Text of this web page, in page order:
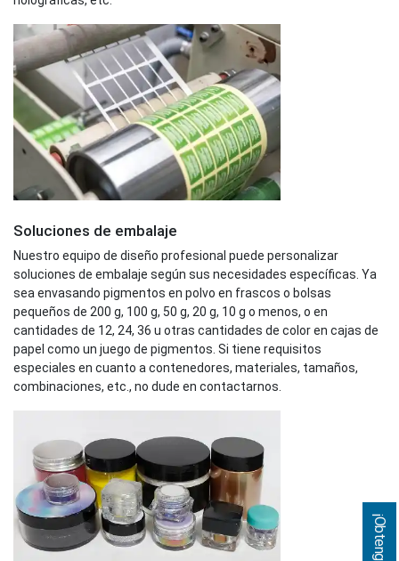
Soluciones de embalaje
Nuestro equipo de diseño profesional puede personalizar
soluciones de embalaje según sus necesidades específicas. Ya
sea envasando pigmentos en polvo en frascos o bolsas
pequeños de 200 g, 100 g, 50 g, 20 g, 10 g o menos, o en
cantidades de 12, 24, 36 u otras cantidades de color en cajas de
papel como un juego de pigmentos. Si tiene requisitos
especiales en cuanto a contenedores, materiales, tamaños,
combinaciones, etc., no dude en contactarnos.